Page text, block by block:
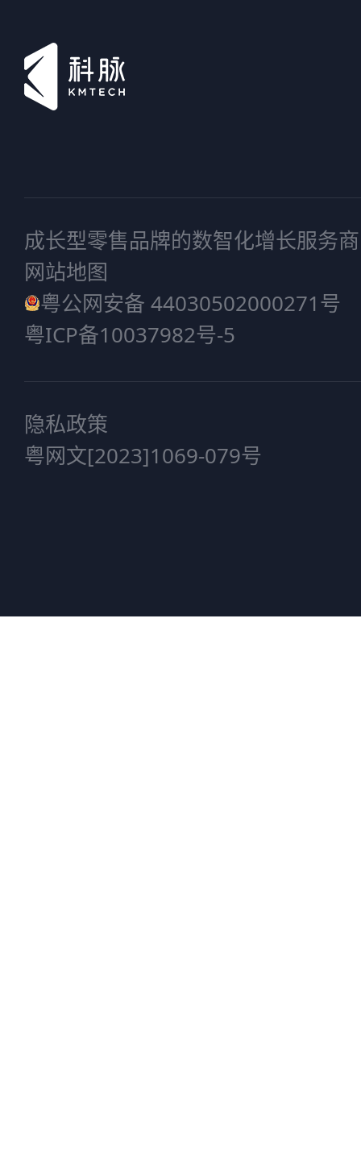
成长型零售品牌的数智化增长服务商
网站地图
粤公网安备 44030502000271号
粤ICP备10037982号-5
隐私政策
粤网文[2023]1069-079号